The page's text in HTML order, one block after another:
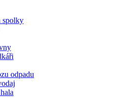
spolky
odpadu